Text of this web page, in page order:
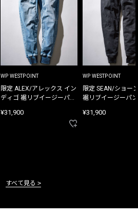
WP WESTPOINT
限定 ALEX/アレックス イン
ディゴ 裾リブイージーパン
¥31,900
WP WESTPOINT
限定 SEAN/ショー
裾リブイージーパ
¥31,900
すべて見る